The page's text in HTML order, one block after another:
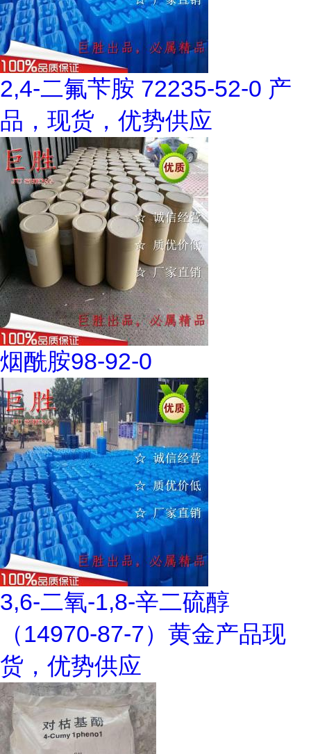
2,4-二氟苄胺 72235-52-0 产
品，现货，优势供应
烟酰胺98-92-0
3,6-二氧-1,8-辛二硫醇
（14970-87-7）黄金产品现
货，优势供应